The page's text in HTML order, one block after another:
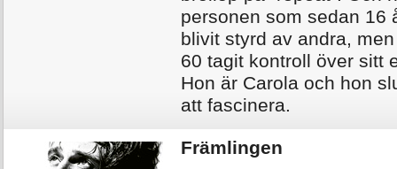
personen som sedan 16
blivit styrd av andra,
60 tagit kontroll över sitt
Hon är Carola och hon
att fascinera.
Främlingen